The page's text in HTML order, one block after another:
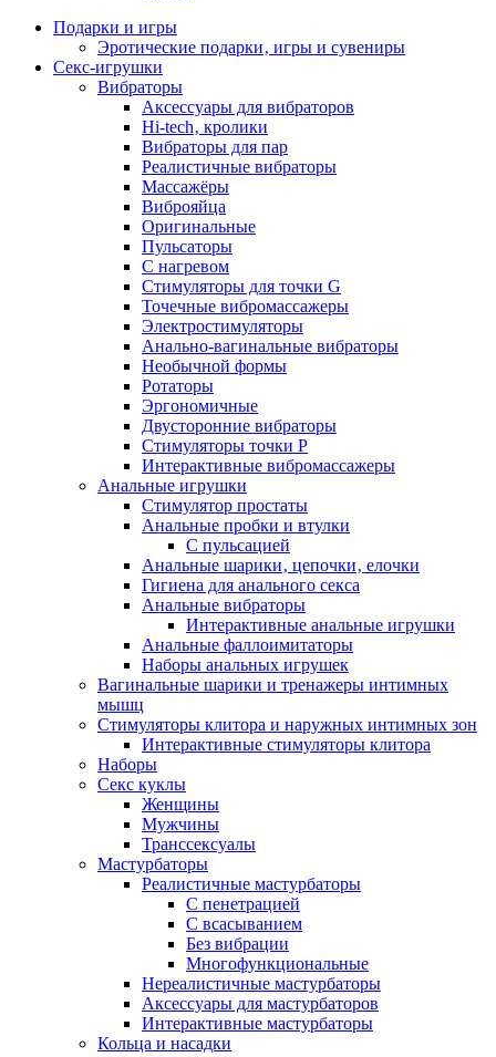
Подарки и игры
Эротические подарки‚ игры и сувениры
Секс-игрушки
Вибраторы
Аксессуары для вибраторов
Hi-tech‚ кролики
Вибраторы для пар
Реалистичные вибраторы
Массажёры
Виброяйца
Оригинальные
Пульсаторы
С нагревом
Стимуляторы для точки G
Точечные вибромассажеры
Электростимуляторы
Анально-вагинальные вибраторы
Необычной формы
Ротаторы
Эргономичные
Двусторонние вибраторы
Стимуляторы точки P
Интерактивные вибромассажеры
Анальные игрушки
Стимулятор простаты
Анальные пробки и втулки
С пульсацией
Анальные шарики‚ цепочки‚ елочки
Гигиена для анального секса
Анальные вибраторы
Интерактивные анальные игрушки
Анальные фаллоимитаторы
Наборы анальных игрушек
Вагинальные шарики и тренажеры интимных
мышц
Стимуляторы клитора и наружных интимных зон
Интерактивные стимуляторы клитора
Наборы
Секс куклы
Женщины
Мужчины
Транссексуалы
Мастурбаторы
Реалистичные мастурбаторы
С пенетрацией
С всасыванием
Без вибрации
Многофункциональные
Нереалистичные мастурбаторы
Аксессуары для мастурбаторов
Интерактивные мастурбаторы
Кольца и насадки